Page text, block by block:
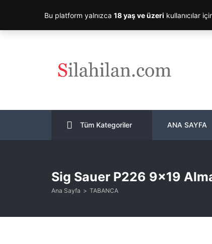
Tüm Kategoriler ANA SAYFA
Sig Sauer P226 9×19
Ana Sayfa TABANCA
Bu platform yalnızca 18 yaş ve üzeri kullanıcılar